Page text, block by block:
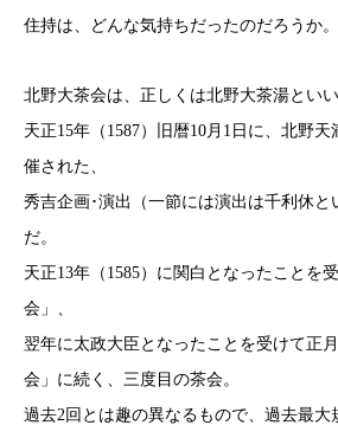
住持は、どんな気持ちだったのだろうか。
北野大茶会は、正しくは北野大茶湯といい
天正15年（1587）旧暦10月1日に、北野
催された、
秀吉企画･演出（一節には演出は千利休と
だ。
天正13年（1585）に関白となったことを
会」、
翌年に太政大臣となったことを受けて正
会」に続く、三度目の茶会。
過去2回とは趣の異なるもので、過去最大